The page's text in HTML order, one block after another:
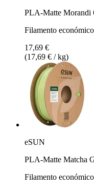
PLA-Matte Morandi
Filamento
17,69 €
(17,69 € / kg)
eSUN
PLA-Matte Matcha
Filamento